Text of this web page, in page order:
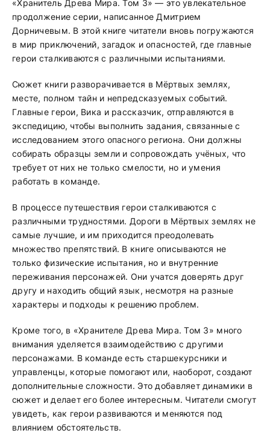
«Хранитель Древа Мира. Том 3» — это увлекательное
продолжение серии, написанное Дмитрием
Дорничевым. В этой книге читатели вновь погружаются
в мир приключений, загадок и опасностей, где главные
герои сталкиваются с различными испытаниями.
Сюжет книги разворачивается в Мёртвых землях,
месте, полном тайн и непредсказуемых событий.
Главные герои, Вика и рассказчик, отправляются в
экспедицию, чтобы выполнить задания, связанные с
исследованием этого опасного региона. Они должны
собирать образцы земли и сопровождать учёных, что
требует от них не только смелости, но и умения
работать в команде.
В процессе путешествия герои сталкиваются с
различными трудностями. Дороги в Мёртвых землях не
самые лучшие, и им приходится преодолевать
множество препятствий. В книге описываются не
только физические испытания, но и внутренние
переживания персонажей. Они учатся доверять друг
другу и находить общий язык, несмотря на разные
характеры и подходы к решению проблем.
Кроме того, в «Хранителе Древа Мира. Том 3» много
внимания уделяется взаимодействию с другими
персонажами. В команде есть старшекурсники и
управленцы, которые помогают или, наоборот, создают
дополнительные сложности. Это добавляет динамики в
сюжет и делает его более интересным. Читатели смогут
увидеть, как герои развиваются и меняются под
влиянием обстоятельств.